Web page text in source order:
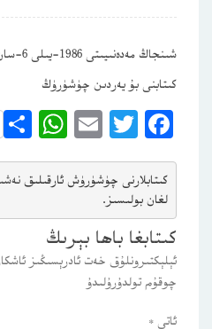
شىنجاڭ مەدەنىيىتى 1986-يىلى 6-سان
كىتابنى بۇ يەردىن چۈشۈرۈڭ
Facebook
Twitter
Email
كىتابلارنى چۈشۈرۈش ئارقىلىق
لغان بولىسىز.
كىتابغا باھا بېرىڭ
ئېلېكتىرونلۇق خەت ئادرېسىڭىز
چوقۇم تولدۇرۇلىدۇ
ئاتى *